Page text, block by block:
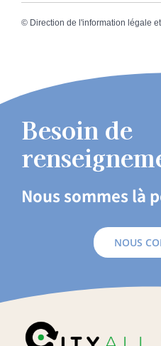
© Direction de l'information légale
Besoin de
Nous sommes là
NOUS